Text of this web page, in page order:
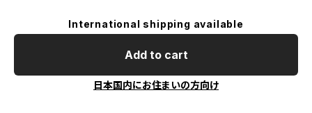
International shipping available
Add to cart
日本国内にお住まいの方向け